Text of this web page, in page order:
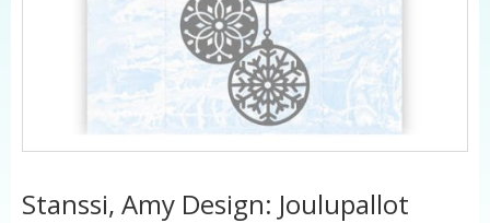
Stanssi, Amy Design: Joulupallot